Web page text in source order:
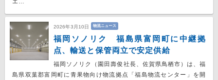
エ…
2026年3月10日 物流ニュース
福岡ソノリク 福島県富岡町に中継拠
点、輸送と保管両立で安定供給
福岡ソノリク（園田壽俊社長、佐賀県鳥栖市）は、福
島県双葉郡富岡町に青果物向け物流拠点「福島物流センター」を開